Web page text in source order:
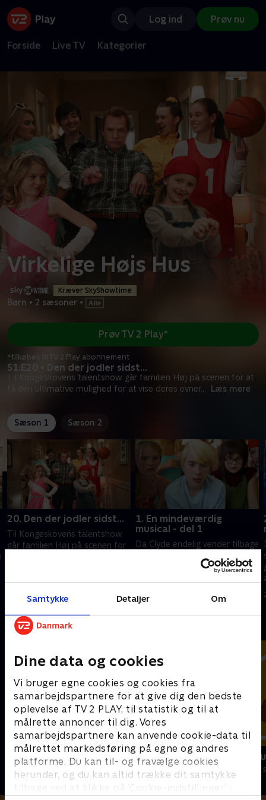
Samtykke Detaljer Om
Dine data og cookies
Vi bruger egne cookies og cookies fra
samarbejdspartnere for at give dig den bedste
oplevelse af TV 2 PLAY, til statistik og til at
målrette annoncer til dig. Vores
samarbejdspartnere kan anvende cookie-data til
målrettet markedsføring på egne og andres
platforme. Du kan til- og fravælge cookies
herunder, og du kan altid trække dit samtykke
tilbage ved at klikke på ’Cookie-indstillinger’ i
Log ind Prøv nu
Forside Live TV Kategorier
Virkelige Højs Hus
Kræver SkyShowtime
Børn • 2 sæsoner •
S1:E20 • Den der jodler sidst...
Til Kongeskovens talentshow går familien Høj på scenen for at
få den ultimative mulighed for at vise deres evner... Læs mere
Prøv TV 2 Play*
*tilkøbes til TV 2 Play abonnement
Sæson 1 Sæson 2
20. Den der jodler sidst...
Til Kongeskovens talentshow
går familien Høj på scenen for
15. april 2024 • 21 min
1. En mindeværdig
musical - del 1
Da Clyde endelig vender tilbage
hele deres sidste sommerdag
28. december 2024 • 21 min
Andre så også
Vicke Viking
Børneserier • 1 sæsoner
Miniteve:
Børneserier •